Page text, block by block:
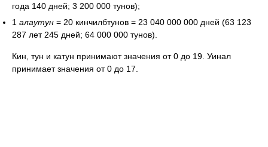
года 140 дней; 3 200 000 тунов);
1 алаутун = 20 кинчилбтунов = 23 040 000 000 дней (63 123
287 лет 245 дней; 64 000 000 тунов).
Кин, тун и катун принимают значения от 0 до 19. Уинал
принимает значения от 0 до 17.